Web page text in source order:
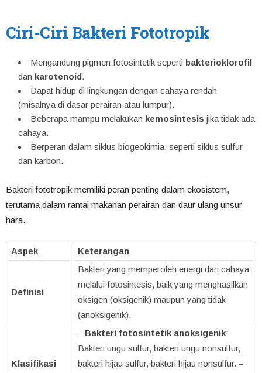
Ciri-Ciri Bakteri Fototropik
Mengandung pigmen fotosintetik seperti bakterioklorofil
dan karotenoid.
Dapat hidup di lingkungan dengan cahaya rendah
(misalnya di dasar perairan atau lumpur).
Beberapa mampu melakukan kemosintesis jika tidak ada
cahaya.
Berperan dalam siklus biogeokimia, seperti siklus sulfur
dan karbon.
Bakteri fototropik memiliki peran penting dalam ekosistem,
terutama dalam rantai makanan perairan dan daur ulang unsur
hara.
Aspek Keterangan
Definisi
Bakteri yang memperoleh energi dari cahaya
melalui fotosintesis, baik yang menghasilkan
oksigen (oksigenik) maupun yang tidak
(anoksigenik).
Klasifikasi
– Bakteri fotosintetik anoksigenik:
Bakteri ungu sulfur, bakteri ungu nonsulfur,
bakteri hijau sulfur, bakteri hijau nonsulfur. –